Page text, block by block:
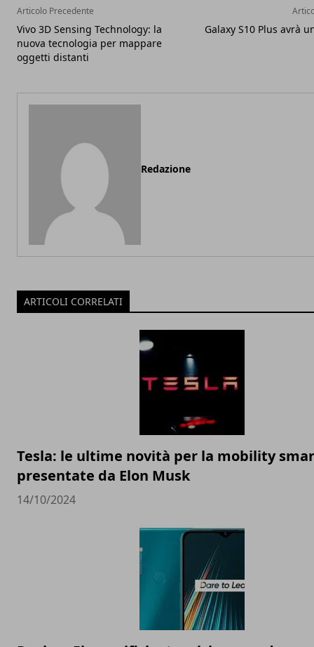
Articolo Precedente
Vivo 3D Sensing Technology: la
nuova tecnologia per mappare
oggetti distanti
Galaxy S10 Plus avrà
Redazione
ARTICOLI CORRELATI
Tesla: le ultime novità per la mobility
presentate da Elon Musk
14/10/2024